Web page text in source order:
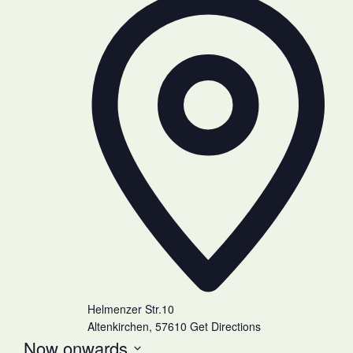
Helmenzer Str.10
Altenkirchen, 57610 Get Directions
Now onwards